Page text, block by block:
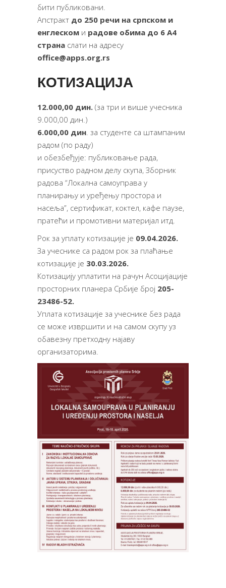
бити публиковани.
Апстракт до 250 речи на српском и
енглеском и радове обима до 6 А4
страна слати на адресу
office@apps.org.rs
КОТИЗАЦИЈА
12.000,00 дин. (за три и више учесника
9.000,00 дин.)
6.000,00 дин. за студенте са штампаним
радом (по раду)
и обезбеђује: публиковање рада,
присуство радном делу скупа, Зборник
радова “Локална самоуправа у
планирању и уређењу простора и
насеља”, сертификат, коктел, кафе паузе,
пратећи и промотивни материјал итд.
Рок за уплату котизације је 09.04.2026.
За учеснике са радом рок за плаћање
котизације је 30.03.2026.
Котизацију уплатити на рачун Асоцијације
просторних планера Србије број 205-
23486-52.
Уплата котизације за учеснике без рада
се може извршити и на самом скупу уз
обавезну претходну најаву
организаторима.